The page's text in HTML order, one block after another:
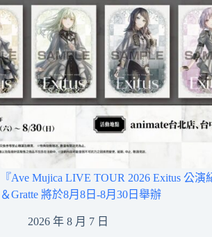
『Ave Mujica LIVE TOUR 2026 Exitus 公演
＆Gratte 將於8月8日-8月30日舉辦
2026 年 8 月 7 日